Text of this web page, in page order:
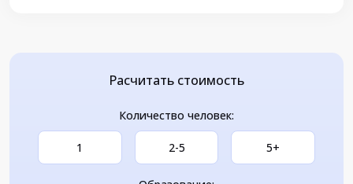
Расчитать стоимость
Количество человек:
1 2-5 5+